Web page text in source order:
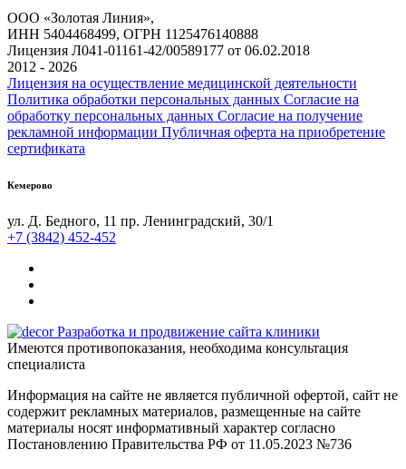
ООО «Золотая Линия»,
ИНН 5404468499, ОГРН 1125476140888
Лицензия Л041-01161-42/00589177 от 06.02.2018
2012 - 2026
Лицензия на осуществление медицинской деятельности
Политика обработки персональных данных Согласие на
обработку персональных данных Согласие на получение
рекламной информации Публичная оферта на приобретение
сертификата
Кемерово
ул. Д. Бедного, 11 пр. Ленинградский, 30/1
+7 (3842) 452-452
Разработка и продвижение сайта клиники
Имеются противопоказания, необходима консультация
специалиста
Информация на сайте не является публичной офертой, сайт не
содержит рекламных материалов, размещенные на сайте
материалы носят информативный характер согласно
Постановлению Правительства РФ от 11.05.2023 №736